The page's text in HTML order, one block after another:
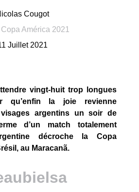
Cougot
Copa América 2021
Juillet 2021
vingt-huit trop longues
qu’enfin la joie revienne
argentins un soir de
d’un match totalement
décroche la Copa
au Maracanã.